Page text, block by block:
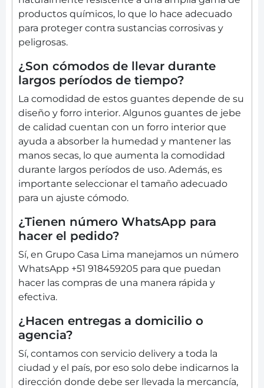
productos químicos, lo que lo hace adecuado
para proteger contra sustancias corrosivas y
peligrosas.
¿Son cómodos de llevar durante
largos períodos de tiempo?
La comodidad de estos guantes depende de su
diseño y forro interior. Algunos guantes de jebe
de calidad cuentan con un forro interior que
ayuda a absorber la humedad y mantener las
manos secas, lo que aumenta la comodidad
durante largos períodos de uso. Además, es
importante seleccionar el tamaño adecuado
para un ajuste cómodo.
¿Tienen número WhatsApp para
hacer el pedido?
Sí, en Grupo Casa Lima manejamos un número
WhatsApp +51 918459205 para que puedan
hacer las compras de una manera rápida y
efectiva.
¿Hacen entregas a domicilio o
agencia?
Sí, contamos con servicio delivery a toda la
ciudad y el país, por eso solo debe indicarnos la
dirección donde debe ser llevada la mercancía,